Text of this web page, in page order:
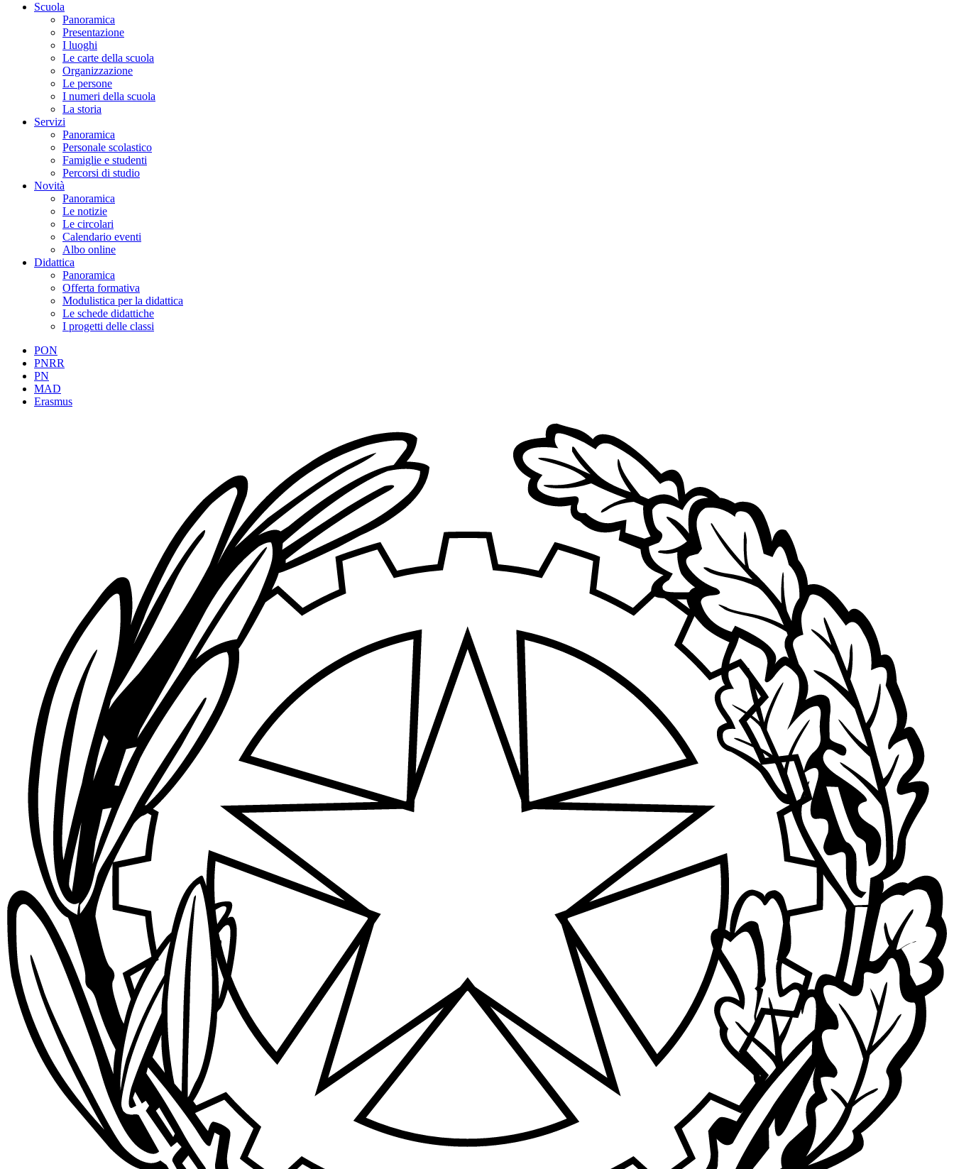
Scuola
Panoramica
Presentazione
I luoghi
Le carte della scuola
Organizzazione
Le persone
I numeri della scuola
La storia
Servizi
Panoramica
Personale scolastico
Famiglie e studenti
Percorsi di studio
Novità
Panoramica
Le notizie
Le circolari
Calendario eventi
Albo online
Didattica
Panoramica
Offerta formativa
Modulistica per la didattica
Le schede didattiche
I progetti delle classi
PON
PNRR
PN
MAD
Erasmus